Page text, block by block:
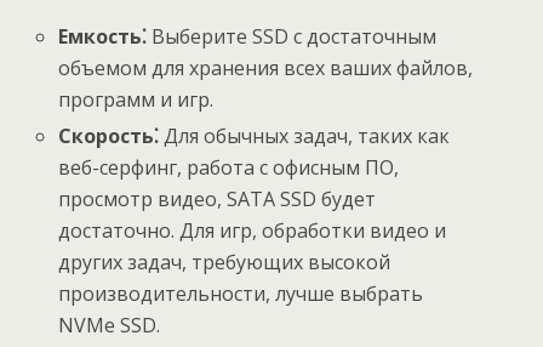
Емкость⁚ Выберите SSD с достаточным
объемом для хранения всех ваших файлов,
программ и игр.
Скорость⁚Для обычных задач, таких как
веб-серфинг, работа с офисным ПО,
просмотр видео, SATA SSD будет
достаточно. Для игр, обработки видео и
других задач, требующих высокой
производительности, лучше выбрать
NVMe SSD.